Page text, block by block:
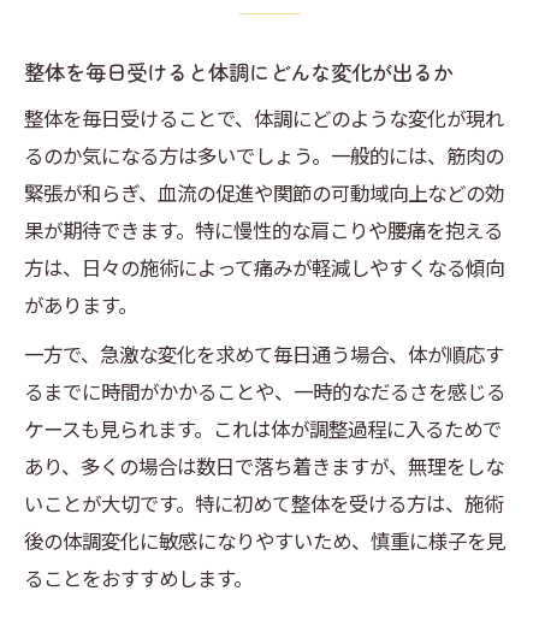
整体を毎日受けると体調にどんな変化が出るか
整体を毎日受けることで、体調にどのような変化が現れ
るのか気になる方は多いでしょう。一般的には、筋肉の
緊張が和らぎ、血流の促進や関節の可動域向上などの効
果が期待できます。特に慢性的な肩こりや腰痛を抱える
方は、日々の施術によって痛みが軽減しやすくなる傾向
があります。
一方で、急激な変化を求めて毎日通う場合、体が順応す
るまでに時間がかかることや、一時的なだるさを感じる
ケースも見られます。これは体が調整過程に入るためで
あり、多くの場合は数日で落ち着きますが、無理をしな
いことが大切です。特に初めて整体を受ける方は、施術
後の体調変化に敏感になりやすいため、慎重に様子を見
ることをおすすめします。